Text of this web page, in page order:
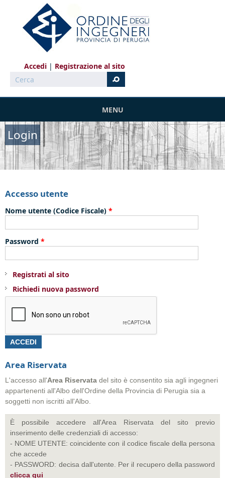
Salta al contenuto principale
Accedi
Registrazione al sito
Cerca
MENU
Login
Accesso utente
Nome utente (Codice Fiscale) *
Password *
Registrati al sito
Richiedi nuova password
Area Riservata
L'accesso all'Area Riservata del sito è consentito sia agli ingegneri
appartenenti all'Albo dell'Ordine della Provincia di Perugia sia a
soggetti non iscritti all'Albo.
È possibile accedere all'Area Riservata del sito previo
inserimento delle credenziali di accesso:
- NOME UTENTE: coincidente con il codice fiscale della persona
che accede
- PASSWORD: decisa dall'utente. Per il recupero della password
clicca qui